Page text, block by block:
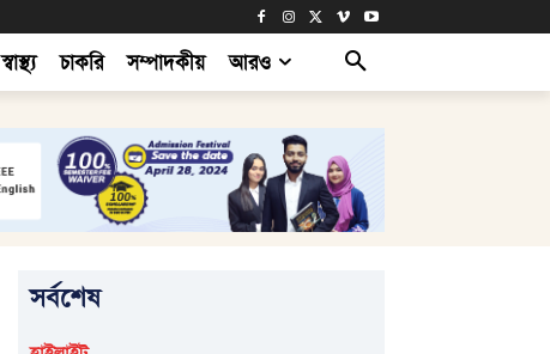
স্বাস্থ্য চাকরি সম্পাদকীয় আরও
সর্বশেষ